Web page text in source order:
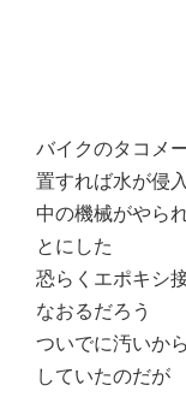
バイクのタコメ
置すれば水が侵
中の機械がやら
とにした
恐らくエポキシ
なおるだろう
ついでに汚いか
していたのだが